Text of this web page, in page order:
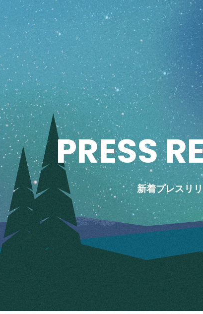
PRESSR
新着プレスリ